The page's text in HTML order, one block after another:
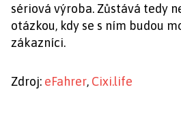
sériová výroba. Zůstává tedy
otázkou, kdy se s ním budou
zákazníci.
Zdroj: eFahrer, Cixi.life